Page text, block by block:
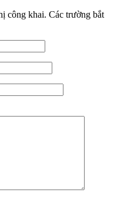
công khai. Các trường bắt